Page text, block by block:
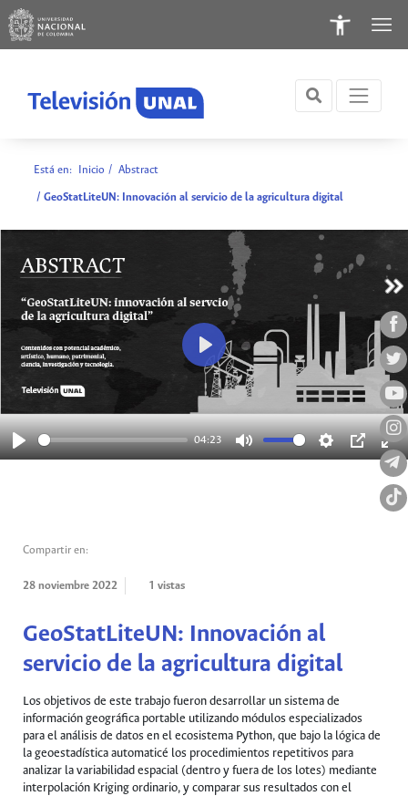
Está en: Inicio / Abstract
/ GeoStatLiteUN: Innovación al servicio de la agricultura digital
Play
04:23
Mute
SettingsPIP
Play
Compartir en:
28 noviembre 2022 1 vistas
GeoStatLiteUN: Innovación al
servicio de la agricultura digital
Los objetivos de este trabajo fueron desarrollar un sistema de
información geográfica portable utilizando módulos especializados
para el análisis de datos en el ecosistema Python, que bajo la lógica de
la geoestadística automaticé los procedimientos repetitivos para
analizar la variabilidad espacial (dentro y fuera de los lotes) mediante
interpolación Kriging ordinario, y comparar sus resultados con el